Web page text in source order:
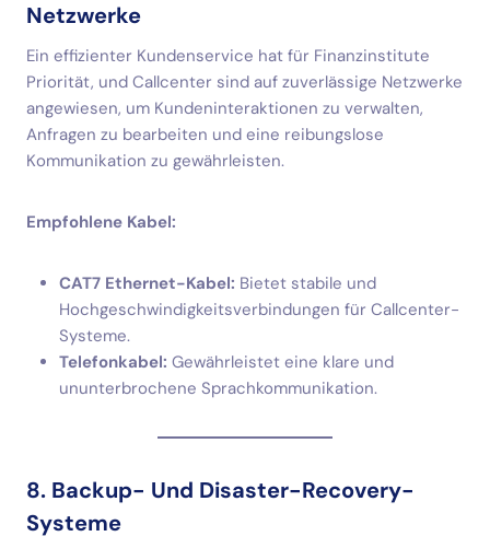
Netzwerke
Ein effizienter Kundenservice hat für Finanzinstitute
Priorität, und Callcenter sind auf zuverlässige Netzwerke
angewiesen, um Kundeninteraktionen zu verwalten,
Anfragen zu bearbeiten und eine reibungslose
Kommunikation zu gewährleisten.
Empfohlene Kabel:
CAT7 Ethernet-Kabel: Bietet stabile und
Hochgeschwindigkeitsverbindungen für Callcenter-
Systeme.
Telefonkabel: Gewährleistet eine klare und
ununterbrochene Sprachkommunikation.
8. Backup- Und Disaster-Recovery-
Systeme